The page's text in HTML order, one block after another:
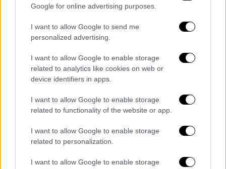
Google for online advertising purposes.
I want to allow Google to send me
personalized advertising.
I want to allow Google to enable storage
related to analytics like cookies on web or
device identifiers in apps.
I want to allow Google to enable storage
related to functionality of the website or app.
I want to allow Google to enable storage
related to personalization.
I want to allow Google to enable storage
Συμμετοχές και Οχήματα
Παράλληλα, ο Νίκος Ανδρουλάκης δηλώνει
συμμετοχή 100% σε ατομική επιχείρηση
στη Βιοτεχνική ΜΑΝΙ ΑΕΒΕ.
Στη δήλωση περιλαμβάνεται επίσης ένα
επιβατικό ΙΧ 1.598 κυβικών, με έτος πρώτης
κυκλοφορίας το 1992.
Τα σχολιά σας δημοσιεύονται άμεσα με δική σας ευθύνη. Το